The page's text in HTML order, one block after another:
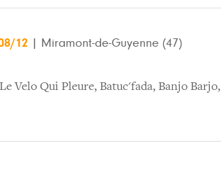
12 Miramont-de-Guyenne (47)
Velo Qui Pleure, Batuc'fada, Banjo Barjo,